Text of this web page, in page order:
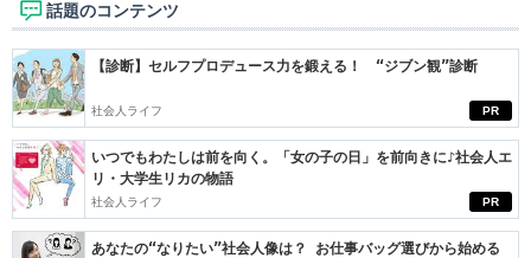
話題のコンテンツ
PR
【診断】セルフプロデュース力を鍛える！ “ジブン観”診断
社会人ライフ
PR
いつでもわたしは前を向く。「女の子の日」を前向きに♪社会人エ
リ・大学生リカの物語
社会人ライフ
あなたの“なりたい”社会人像は？ お仕事バッグ選びから始める